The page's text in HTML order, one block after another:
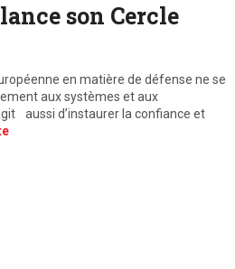
son Cercle
en matière de défense ne se
aux systèmes et aux
aussi d’instaurer la confiance et